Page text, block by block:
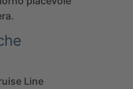
Line